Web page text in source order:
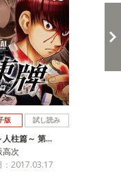
版 試し読み
人柱篇～ 第…
高次
：2017.03.17